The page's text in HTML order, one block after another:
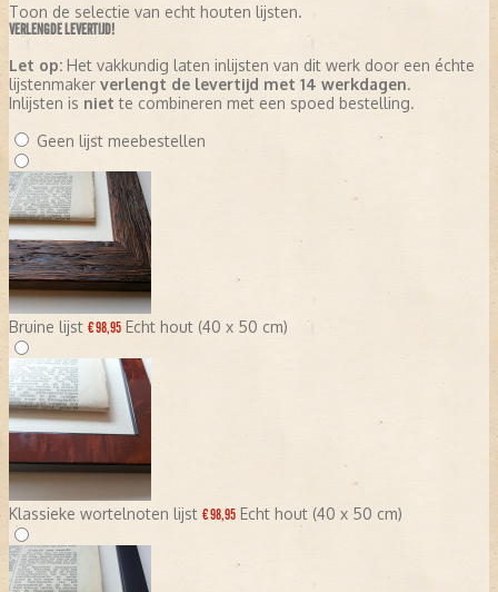
Toon de selectie van echt houten lijsten.
VERLENGDE LEVERTIJD!
Let op: Het vakkundig laten inlijsten van dit werk door een échte
lijstenmaker verlengt de levertijd met 14 werkdagen.
Inlijsten is niet te combineren met een spoed bestelling.
Geen lijst meebestellen
Bruine lijst € 98,95 Echt hout (40 x 50 cm)
Klassieke wortelnoten lijst € 98,95 Echt hout (40 x 50 cm)